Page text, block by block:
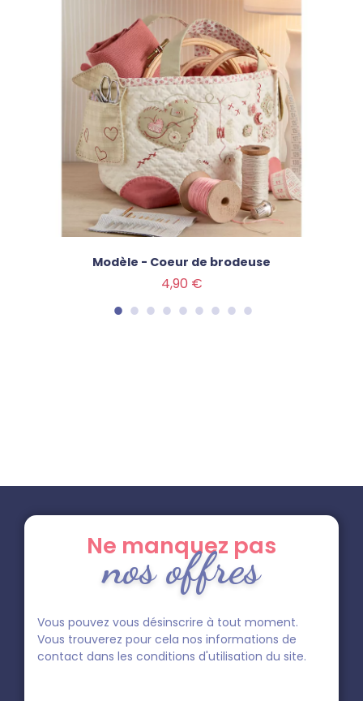
Modèle - Coeur de brodeuse
4,90 €
Ne manquez pas
nos offres
Vous pouvez vous désinscrire à tout moment.
Vous trouverez pour cela nos informations de
contact dans les conditions d'utilisation du site.